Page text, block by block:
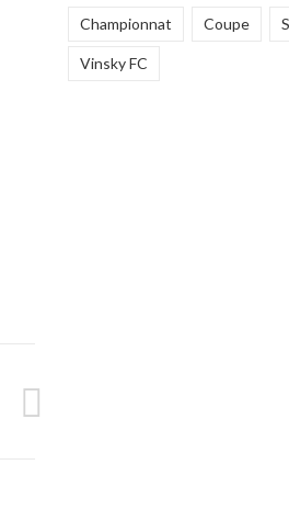
Championnat Coupe
Vinsky FC